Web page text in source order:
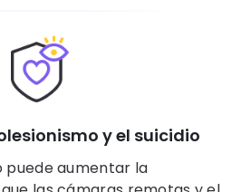
y el suicidio
puede aumentar la